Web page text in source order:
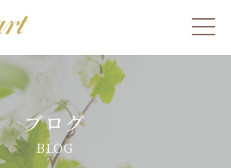
希望の方へ
ブログ
BLOG